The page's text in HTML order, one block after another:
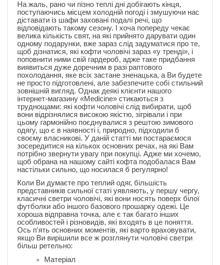
На жаль, рано чи пізно теплі дні добігають кінця,
поступаючись місцем холодній погоді і змушуючи нас
діставати із шафи заховані подалі речі, що
відповідають такому сезону. І хоча попереду чекає
велика кількість свят, на які прийнято дарувати один
одному подарунки, вже зараз слід задуматися про те,
щоб дізнатися, які кофти чоловічі зараз «у тренді», і
поповнити ними свій гардероб, адже таке придбання
виявиться дуже доречним в разі раптового
похолодання, яке всіх застане зненацька, а Ви будете
не просто підготовлені, але забезпечите собі стильний
зовнішній вигляд. Однак деякі клієнти нашого
інтернет-магазину «Medicine» стикаються з
труднощами: які кофти чоловічі слід вибирати, щоб
вони відрізнялися високою якістю, зігрівали і при
цьому гармонійно поєднувалися з рештою зимового
одягу, що є в наявності і, природно, підходили б
своєму власникові. У даній статті ми постараємося
зосередитися на кількох основних речах, на які Вам
потрібно звернути увагу при покупці. Адже ми хочемо,
щоб обрана на нашому сайті кофта подобалася Вам
настільки сильно, що носилася б регулярно!
Коли Ви думаєте про теплий одяг, більшість
представників сильної статі уявляють, у першу чергу,
класичні светри чоловічі, які вони носять поверх білої
футболки або іншого базового прошарку одежі. Це
хороша відправна точка, але є так багато інших
особливостей і різновидів, які входять в це поняття.
Ось п'ять основних моментів, які варто враховувати,
якщо Ви вирішили все ж розглянути чоловічі светри
більш ретельно:
Матеріал